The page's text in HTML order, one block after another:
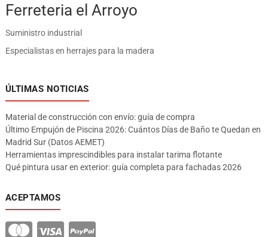
Ferreteria el Arroyo
Suministro industrial
Especialistas en herrajes para la madera
ÚLTIMAS NOTICIAS
Material de construcción con envío: guía de compra
Último Empujón de Piscina 2026: Cuántos Días de Baño te Quedan en
Madrid Sur (Datos AEMET)
Herramientas imprescindibles para instalar tarima flotante
Qué pintura usar en exterior: guía completa para fachadas 2026
ACEPTAMOS